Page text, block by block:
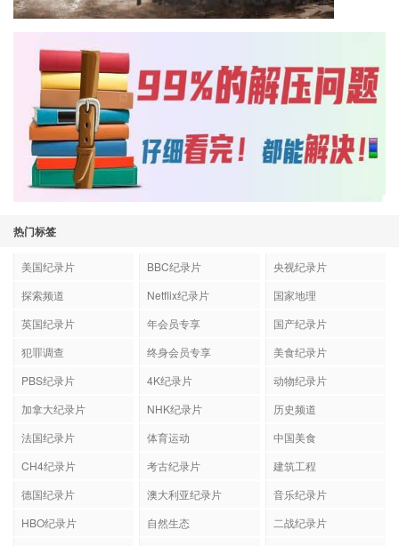
热门标签
美国纪录片 BBC纪录片
央视纪录片
探索频道
Netflix纪录片
国家地理
英国纪录片
年会员专享
国产纪录片
犯罪调查
终身会员专享
美食纪录片
PBS纪录片
4K纪录片
动物纪录片
加拿大纪录片
NHK纪录片
历史频道
法国纪录片
体育运动
中国美食
CH4纪录片
考古纪录片
建筑工程
德国纪录片
澳大利亚纪录片
音乐纪录片
HBO纪录片
自然生态
二战纪录片